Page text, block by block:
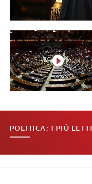
POLITICA: I PIÙ LETTI